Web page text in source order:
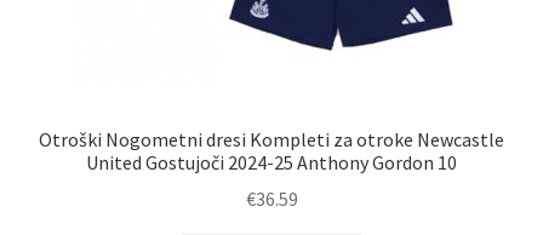
Otroški Nogometni dresi Kompleti za otroke Newcastle
United Gostujoči 2024-25 Anthony Gordon 10
€36.59